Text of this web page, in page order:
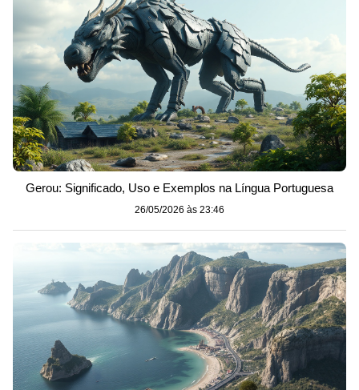
Gerou: Significado, Uso e Exemplos na Língua Portuguesa
26/05/2026 às 23:46